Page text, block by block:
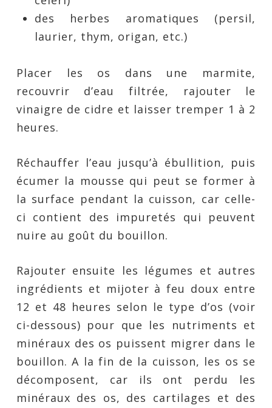
des herbes aromatiques (persil,
laurier, thym, origan, etc.)
Placer les os dans une marmite,
recouvrir d’eau filtrée, rajouter le
vinaigre de cidre et laisser tremper 1 à 2
heures.
Réchauffer l’eau jusqu’à ébullition, puis
écumer la mousse qui peut se former à
la surface pendant la cuisson, car celle-
ci contient des impuretés qui peuvent
nuire au goût du bouillon.
Rajouter ensuite les légumes et autres
ingrédients et mijoter à feu doux entre
12 et 48 heures selon le type d’os (voir
ci-dessous) pour que les nutriments et
minéraux des os puissent migrer dans le
bouillon. A la fin de la cuisson, les os se
décomposent, car ils ont perdu les
minéraux des os, des cartilages et des